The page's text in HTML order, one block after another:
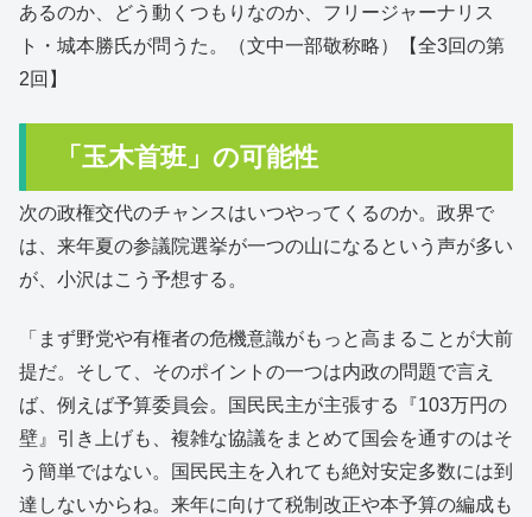
あるのか、どう動くつもりなのか、フリージャーナリス
ト・城本勝氏が問うた。（文中一部敬称略）【全3回の第
2回】
「玉木首班」の可能性
次の政権交代のチャンスはいつやってくるのか。政界で
は、来年夏の参議院選挙が一つの山になるという声が多い
が、小沢はこう予想する。
「まず野党や有権者の危機意識がもっと高まることが大前
提だ。そして、そのポイントの一つは内政の問題で言え
ば、例えば予算委員会。国民民主が主張する『103万円の
壁』引き上げも、複雑な協議をまとめて国会を通すのはそ
う簡単ではない。国民民主を入れても絶対安定多数には到
達しないからね。来年に向けて税制改正や本予算の編成も